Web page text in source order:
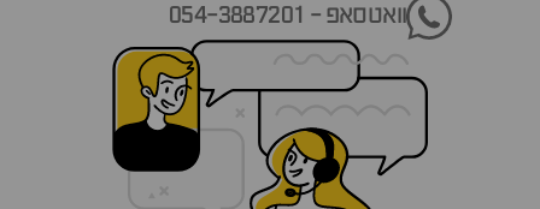
וואטסאפ - 054-3887201